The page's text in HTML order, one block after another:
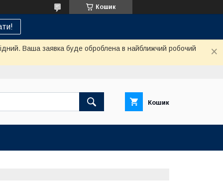
Кошик
Ваша заявка буде оброблена в найближчий робочий
Кошик